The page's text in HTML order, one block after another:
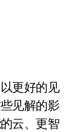
更好的见
见解的影
云、更智